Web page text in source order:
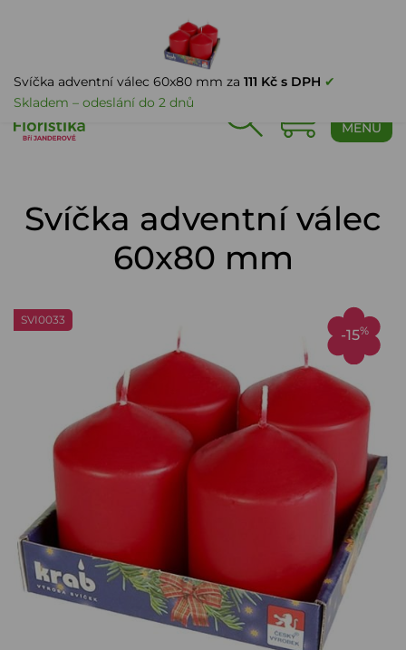
MENU
Svíčka adventní válec
60x80 mm
-15%
SVI0033
Svíčka adventní válec 60x80 mm za 111 Kč s DPH ✔
Skladem – odeslání do 2 dnů